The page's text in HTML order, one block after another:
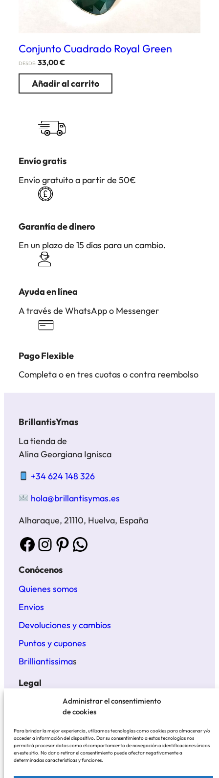
Administrar el consentimiento
de cookies
Para brindar la mejor experiencia, utilizamos tecnologías como cookies para almacenar y/o
acceder a información del dispositivo. Dar su consentimiento a estas tecnologías nos
permitirá procesar datos como el comportamiento de navegación o identificaciones únicas
en este sitio. No dar o retirar el consentimiento puede afectar negativamente a
determinadas características y funciones.
Conjunto Cuadrado Royal Green
DESDE: 33,00€
Añadir al carrito
Envío gratis
Envío gratuito a partir de 50€
Garantía de dinero
En un plazo de 15 días para un cambio.
Ayuda en línea
A través de WhatsApp o Messenger
Pago Flexible
Completa o en tres cuotas o contra reembolso
BrillantisYmas
La tienda de
Alina Georgiana Ignisca
+34 624 148 326
hola@brillantisymas.es
Alharaque, 21110, Huelva, España
Facebook Instagram Pinterest WhatsApp
Conócenos
Quienes somos
Envios
Devoluciones y cambios
Puntos y cupones
Brilliantissimas
Legal
Términos y condiciones
Aviso legal